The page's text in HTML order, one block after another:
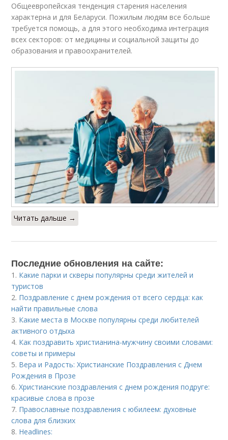
Общеевропейская тенденция старения населения
характерна и для Беларуси. Пожилым людям все больше
требуется помощь, а для этого необходима интеграция
всех секторов: от медицины и социальной защиты до
образования и правоохранителей.
Читать дальше →
Последние обновления на сайте:
1. Какие парки и скверы популярны среди жителей и
туристов
2. Поздравление с днем рождения от всего сердца: как
найти правильные слова
3. Какие места в Москве популярны среди любителей
активного отдыха
4. Как поздравить христианина-мужчину своими словами:
советы и примеры
5. Вера и Радость: Христианские Поздравления с Днем
Рождения в Прозе
6.Христианские поздравления с днем рождения подруге:
красивые слова в прозе
7. Православные поздравления с юбилеем: духовные
слова для близких
8. Headlines: